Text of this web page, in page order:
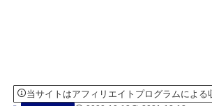
当サイトはアフィリエイトプログラムによる